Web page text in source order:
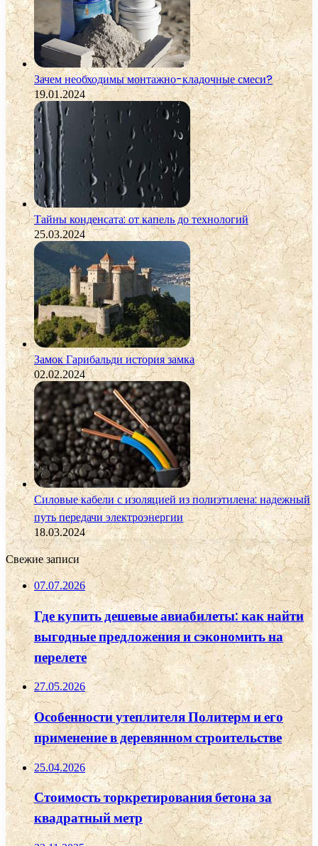
Зачем необходимы монтажно-кладочные смеси?
19.01.2024
Тайны конденсата: от капель до технологий
25.03.2024
Замок Гарибальди история замка
02.02.2024
Силовые кабели с изоляцией из полиэтилена: надежный
путь передачи электроэнергии
18.03.2024
Свежие записи
07.07.2026
Где купить дешевые авиабилеты: как найти
выгодные предложения и сэкономить на
перелете
27.05.2026
Особенности утеплителя Политерм и его
применение в деревянном строительстве
25.04.2026
Стоимость торкретирования бетона за
квадратный метр